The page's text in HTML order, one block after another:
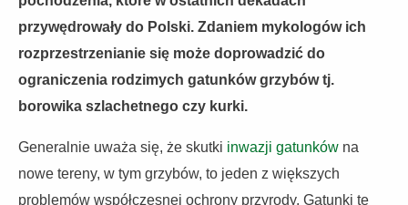
przywędrowały do Polski. Zdaniem mykologów ich
rozprzestrzenianie się może doprowadzić do
ograniczenia rodzimych gatunków grzybów tj.
borowika szlachetnego czy kurki.
Generalnie uważa się, że skutki inwazji gatunków na
nowe tereny, w tym grzybów, to jeden z większych
problemów współczesnej ochrony przyrody. Gatunki te